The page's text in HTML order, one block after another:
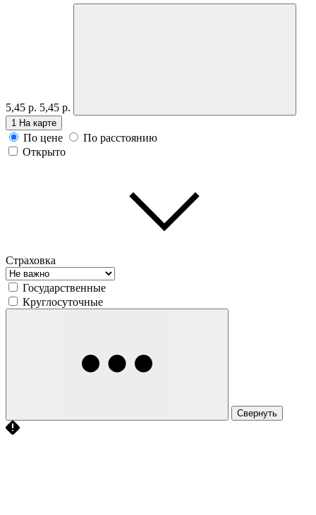
5,45 р. 5,45 р.
1 На карте
По цене
По расстоянию
Открыто
Страховка
Государственные
Круглосуточные
Свернуть